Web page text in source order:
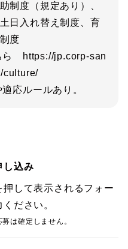
制度（規定あり）、
日入れ替え制度、育
度
ら https://jp.corp-san
culture/
応ルールあり。
し込み
押して表示されるフォー
ださい。
は確定しません。